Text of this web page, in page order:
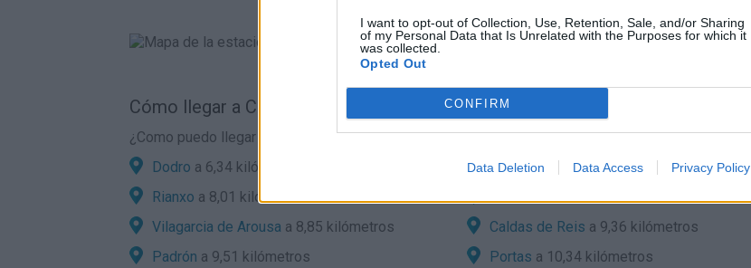
I want to opt-out of Collection, Use, Retention, Sale, and/or Sharing
of my Personal Data that Is Unrelated with the Purposes for which it
was collected.
Opted Out
CONFIRM
Data Deletion Data Access Privacy Policy
Cómo llegar a Catoira por carretera:
¿Como puedo llegar en coche a Catoira desde localidades cercanas?
Dodro a 6,34 kilómetros Valgaa 7,47 kilómetros
Rianxo a 8,01 kilómetros Pontecesuresa 8,16 kilómetros
Vilagarcia de Arousa a 8,85 kilómetros Caldas de Reis a 9,36 kilómetros
Padrón a 9,51 kilómetros Portas a 10,34 kilómetros